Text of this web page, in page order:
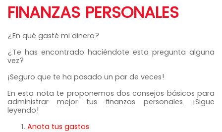
FINANZAS PERSONALES
¿En qué gasté mi dinero?
¿Te has encontrado haciéndote esta pregunta alguna
vez?
¡Seguro que te ha pasado un par de veces!
En esta nota te proponemos dos consejos básicos para
administrar mejor tus finanzas personales. ¡Sigue
leyendo!
Anota tus gastos